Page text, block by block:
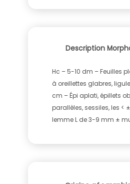
Description
Hc – 5-10 dm – Feuilles
à oreillettes glabres,
cm – Épi aplati, épillets
parallèles, sessiles, les <
lemme L de 3-9 mm ±